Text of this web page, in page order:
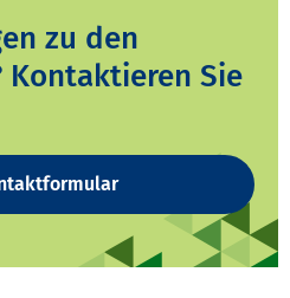
zu den
Kontaktieren Sie